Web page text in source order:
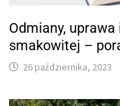
Odmiany,
smakowitej –
26 października, 2023